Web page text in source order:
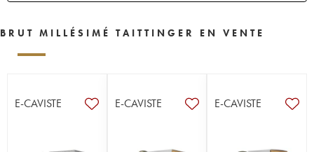
BRUT MILLÉSIMÉ TAITTINGER EN VENTE
E-CAVISTE E-CAVISTE E-CAVISTE